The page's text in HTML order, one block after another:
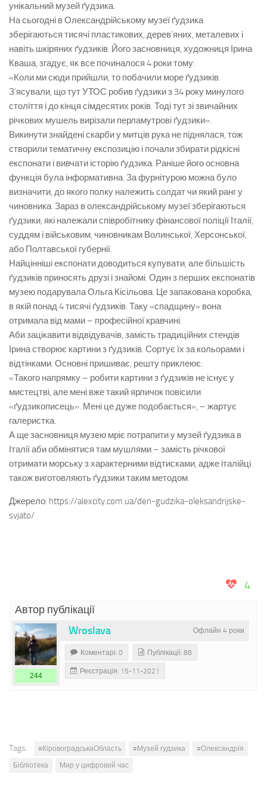
унікальний музей ґудзика.
На сьогодні в Олександрійському музеї ґудзика
зберігаються тисячі пластикових, дерев’яних, металевих і
навіть шкіряних ґудзиків. Його засновниця, художниця Ірина
Кваша, згадує, як все починалося 4 роки тому:
«Коли ми сюди прийшли, то побачили море ґудзиків.
З’ясували, що тут УТОС робив ґудзики з 34 року минулого
століття і до кінця сімдесятих років. Тоді тут зі звичайних
річкових мушель вирізали перламутрові ґудзики».
Викинути знайдені скарби у митців рука не піднялася, тож
створили тематичну експозицію і почали збирати рідкісні
експонати і вивчати історію ґудзика. Раніше його основна
функція була інформативна. За фурнітурою можна було
визначити, до якого полку належить солдат чи який ранг у
чиновника. Зараз в олександрійському музеї зберігаються
ґудзики, які належали співробітнику фінансової поліції Італії,
суддям і військовим, чиновникам Волинської, Херсонської,
або Полтавської губернії.
Найцінніші експонати доводиться купувати, але більшість
ґудзиків приносять друзі і знайомі. Один з перших експонатів
музею подарувала Ольга Кісільова. Це запакована коробка,
в якій понад 4 тисячі ґудзиків. Таку «спадщину» вона
отримала від мами – професійної кравчині.
Аби зацікавити відвідувачів, замість традиційних стендів
Ірина створює картини з ґудзиків. Сортує їх за кольорами і
відтінками. Основні пришиває, решту приклеює:
«Такого напрямку – робити картини з ґудзиків не існує у
мистецтві, але мені вже такий ярличок повісили
«ґудзикописець». Мені це дуже подобається», – жартує
галеристка.
А ще засновниця музею мріє потрапити у музей ґудзика в
Італії аби обмінятися там мушлями – замість річкової
отримати морську з характерними відтисками, адже італійці
також виготовляють ґудзики таким методом.
Джерело: https://alexcity.com.ua/den-gudzika-oleksandrijske-
svjato/
4
Автор публікації
Офлайн 4 роки
Wroslava
244
Коментарі: 0 Публікації: 88
Реєстрація: 15-11-2021
Tags: #КіровоградськаОбласть #Музей гудзика
#Олександрія
Бібліотека
Мир у цифровий час